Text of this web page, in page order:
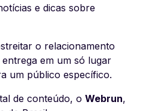
e dicas sobre
o relacionamento
em um só lugar
um público específico.
de conteúdo, o Webrun,